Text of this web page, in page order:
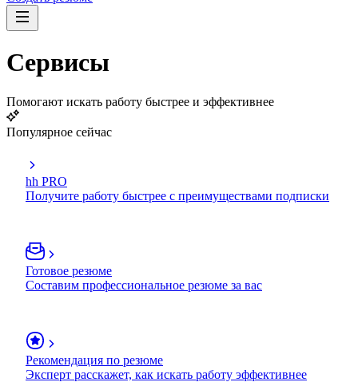
Сервисы
Помогают искать работу быстрее и эффективнее
Популярное сейчас
hh PRO
Получите работу быстрее с преимуществами подписки
Готовое резюме
Составим профессиональное резюме за вас
Рекомендация по резюме
Эксперт расскажет, как искать работу эффективнее